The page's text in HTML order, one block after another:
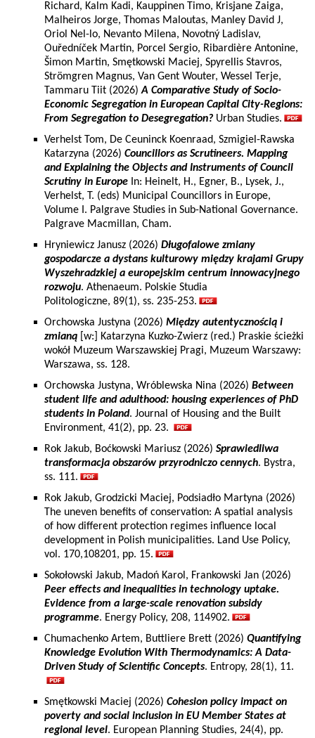
Richard, Kalm Kadi, Kauppinen Timo, Krisjane Zaiga,
Malheiros Jorge, Thomas Maloutas, Manley David J,
Oriol Nel-lo, Nevanto Milena, Novotný Ladislav,
Ouředníček Martin, Porcel Sergio, Ribardière Antonine,
Šimon Martin, Smętkowski Maciej, Spyrellis Stavros,
Strömgren Magnus, Van Gent Wouter, Wessel Terje,
Tammaru Tiit (2026)A Comparative Study of Socio-
Economic Segregation in European Capital City-Regions:
From Segregation to Desegregation? Urban Studies.
Verhelst Tom, De Ceuninck Koenraad, Szmigiel-Rawska
Katarzyna (2026) Councillors as Scrutineers. Mapping
and Explaining the Objects and Instruments of Council
Scrutiny in Europe In: Heinelt, H., Egner, B., Lysek, J.,
Verhelst, T. (eds) Municipal Councillors in Europe,
Volume I. Palgrave Studies in Sub-National Governance.
Palgrave Macmillan, Cham.
Hryniewicz Janusz (2026) Długofalowe zmiany
gospodarcze a dystans kulturowy między krajami Grupy
Wyszehradzkiej a europejskim centrum innowacyjnego
rozwoju. Athenaeum. Polskie Studia
Politologiczne, 89(1), ss. 235-253.
Orchowska Justyna (2026) Między autentycznością i
zmianą [w:] Katarzyna Kuzko-Zwierz (red.) Praskie ścieżki
wokół Muzeum Warszawskiej Pragi, Muzeum Warszawy:
Warszawa, ss. 128.
Orchowska Justyna, Wróblewska Nina (2026) Between
student life and adulthood: housing experiences of PhD
students in Poland. Journal of Housing and the Built
Environment, 41(2), pp. 23.
Rok Jakub, Boćkowski Mariusz (2026) Sprawiedliwa
transformacja obszarów przyrodniczo cennych. Bystra,
ss. 111.
Rok Jakub, Grodzicki Maciej, Podsiadło Martyna (2026)
The uneven benefits of conservation: A spatial analysis
of how different protection regimes influence local
development in Polish municipalities. Land Use Policy,
vol. 170,108201, pp. 15.
Sokołowski Jakub, Madoń Karol, Frankowski Jan (2026)
Peer effects and inequalities in technology uptake.
Evidence from a large-scale renovation subsidy
programme. Energy Policy, 208, 114902.
Chumachenko Artem, Buttliere Brett (2026) Quantifying
Knowledge Evolution With Thermodynamics: A Data-
Driven Study of Scientific Concepts. Entropy, 28(1), 11.
Smętkowski Maciej (2026) Cohesion policy impact on
poverty and social inclusion in EU Member States at
regional level. European Planning Studies, 24(4), pp.